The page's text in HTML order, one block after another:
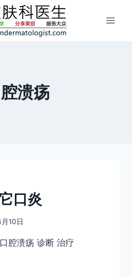
溃疡
口炎
10日
腔溃疡 诊断 治疗